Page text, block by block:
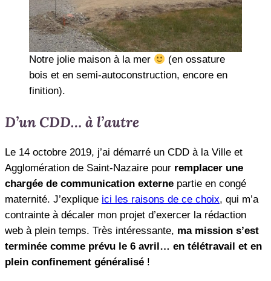
Notre jolie maison à la mer
(en ossature
bois et en semi-autoconstruction, encore en
finition).
D’un CDD… à l’autre
Le 14 octobre 2019, j’ai démarré un CDD à la Ville et
Agglomération de Saint-Nazaire pour remplacer une
chargée de communication externe partie en congé
maternité. J’explique ici les raisons de ce choix, qui m’a
contrainte à décaler mon projet d’exercer la rédaction
web à plein temps. Très intéressante, ma mission s’est
terminée comme prévu le 6 avril… en télétravail et en
plein confinement généralisé !